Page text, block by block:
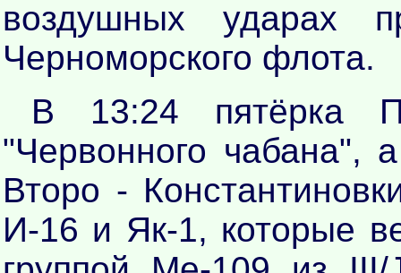
воздушных ударах
Черноморского флота.
В 13:24 пятёрка
"Червонного чабана",
Второ -
И-16 и Як-1, которые